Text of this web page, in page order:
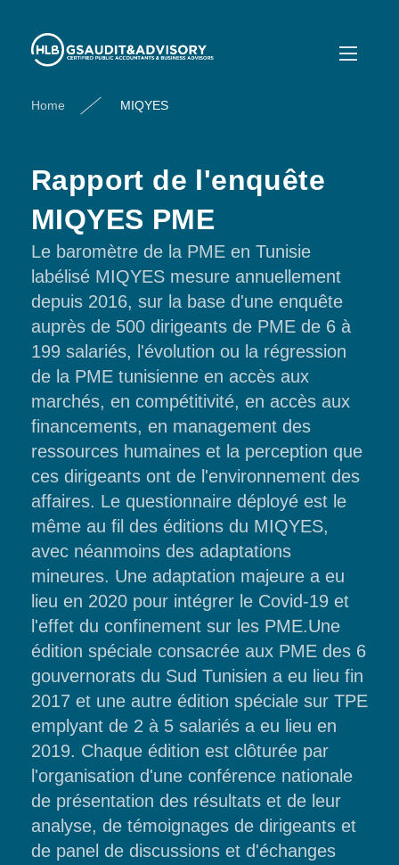
Home MIQYES
Rapport de l'enquête
MIQYES PME
Le baromètre de la PME en Tunisie
labélisé MIQYES mesure annuellement
depuis 2016, sur la base d'une enquête
auprès de 500 dirigeants de PME de 6 à
199 salariés, l'évolution ou la régression
de la PME tunisienne en accès aux
marchés, en compétitivité, en accès aux
financements, en management des
ressources humaines et la perception que
ces dirigeants ont de l'environnement des
affaires. Le questionnaire déployé est le
même au fil des éditions du MIQYES,
avec néanmoins des adaptations
mineures. Une adaptation majeure a eu
lieu en 2020 pour intégrer le Covid-19 et
l'effet du confinement sur les PME.Une
édition spéciale consacrée aux PME des 6
gouvernorats du Sud Tunisien a eu lieu fin
2017 et une autre édition spéciale sur TPE
emplyant de 2 à 5 salariés a eu lieu en
2019. Chaque édition est clôturée par
l'organisation d'une conférence nationale
de présentation des résultats et de leur
analyse, de témoignages de dirigeants et
de panel de discussions et d'échanges